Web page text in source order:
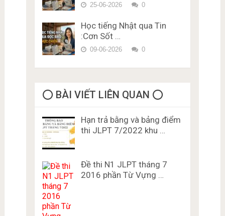
25-06-2026 0
Học tiếng Nhật qua Tin
:Cơn Sốt …
09-06-2026 0
⭕️ BÀI VIẾT LIÊN QUAN ⭕️
Hạn trả bằng và bảng điểm
thi JLPT 7/2022 khu …
Đề thi N1 JLPT tháng 7
2016 phần Từ Vựng …